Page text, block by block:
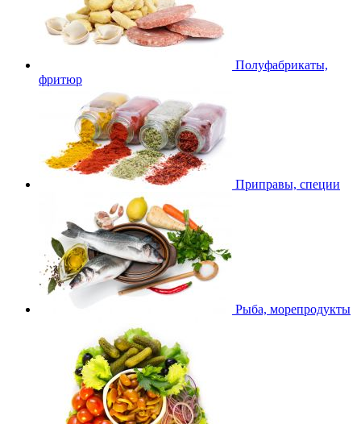
Полуфабрикаты,
фритюр
Приправы, специи
Рыба, морепродукты